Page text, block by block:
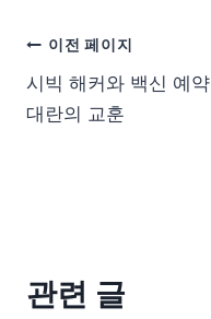
이전 페이지
시빅 해커와 백신 예약
대란의 교훈
관련 글